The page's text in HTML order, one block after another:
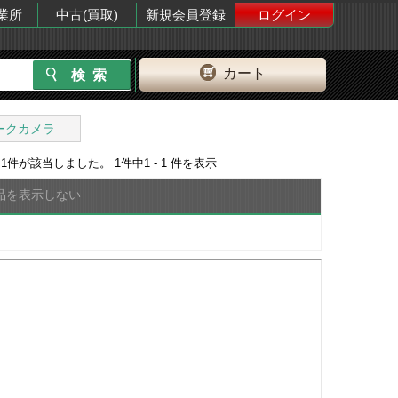
所 中古(買取) 新規会員登録
ログイン
カート
クカメラ
1 件が該当しました。 1 件中1 - 1 件を表示
を表示しない